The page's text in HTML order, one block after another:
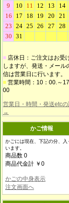
■ 店休日：ご注文はお受
しますが、発送・メール
信は営業日に行います。
■ 営業時間：10：00.～17
00
営業日・時間・発送etcの
→
かご情報
かごには現在、下記の分、入
います。
商品数 0
商品代金計 ￥0
かごの中身表示
注文画面へ